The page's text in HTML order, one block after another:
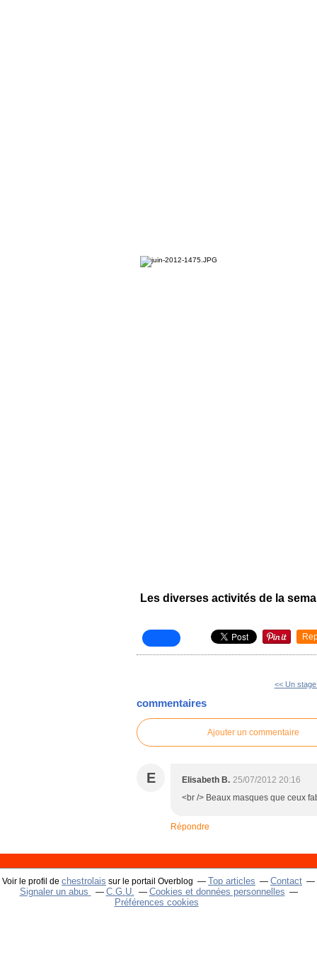
Les diverses activités de la
<< Un
commentaires
Ajouter un commentaire
E Elisabeth B. 25/07/2012 20:16
<br /> Beaux masques que ceux
Répondre
Voir le profil de chestrolais sur le portail Overblog Top articles
Contact
Signaler un abus
C.G.U.
Cookies et données personnelles
Préférences cookies